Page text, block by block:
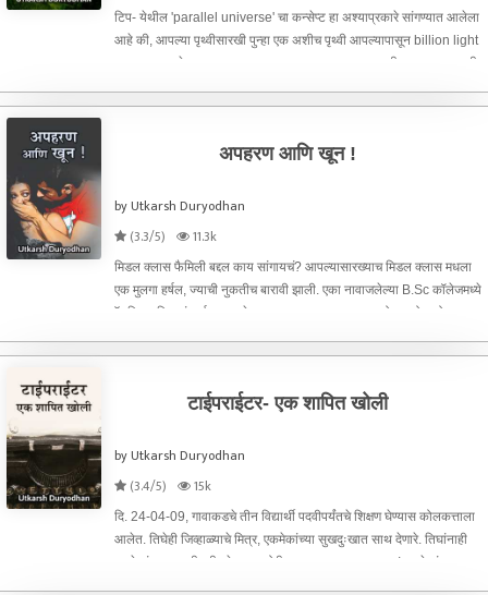
टिप- येथील 'parallel universe' चा कन्सेप्ट हा अश्याप्रकारे सांगण्यात आलेला
आहे की, आपल्या पृथ्वीसारखी पुन्हा एक अशीच पृथ्वी आपल्यापासून billion light
years दूर आहे. सामान्य माणूस एवढ्या दुर आजच्या काळात तरी जाऊ शकत नाही,
अपहरण आणि खून !
by Utkarsh Duryodhan
(3.3/5)
11.3k
मिडल क्लास फैमिली बद्दल काय सांगायचं? आपल्यासारख्याच मिडल क्लास मधला
एक मुलगा हर्षल, ज्याची नुकतीच बारावी झाली. एका नावाजलेल्या B.Sc कॉलेजमध्ये
ऍडमिशन मिळालं. हर्षल तास बेधडक, हुशार, पण जर लाजाळू होता. कोणासोबत
टाईपराईटर- एक शापित खोली
by Utkarsh Duryodhan
(3.4/5)
15k
दि. 24-04-09, गावाकडचे तीन विद्यार्थी पदवीपर्यंतचे शिक्षण घेण्यास कोलकत्ताला
आलेत. तिघेही जिव्हाळ्याचे मित्र, एकमेकांच्या सुखदुःखात साथ देणारे. तिघांनाही
एकमेकांच्या आवडी, सीक्रेट, कमजोरी लहानपणापासूनच ठाऊक! एकमेकांत